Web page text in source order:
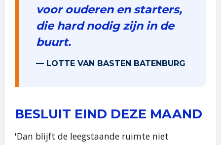
voor ouderen en starters,
die hard nodig zijn in de
buurt.
— LOTTE VAN BASTEN BATENBURG
BESLUIT EIND DEZE MAAND
'Dan blijft de leegstaande ruimte niet